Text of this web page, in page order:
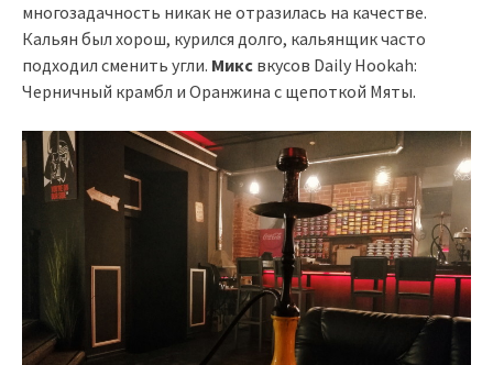
многозадачность никак не отразилась на качестве.
Кальян был хорош, курился долго, кальянщик часто
подходил сменить угли. Микс вкусов Daily Hookah:
Черничный крамбл и Оранжина с щепоткой Мяты.